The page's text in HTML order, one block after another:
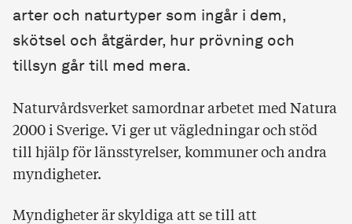
arter och naturtyper som ingår i dem,
skötsel och åtgärder, hur prövning och
tillsyn går till med mera.
Naturvårdsverket samordnar arbetet med Natura
2000 i Sverige. Vi ger ut vägledningar och stöd
till hjälp för länsstyrelser, kommuner och andra
myndigheter.
Myndigheter är skyldiga att se till att